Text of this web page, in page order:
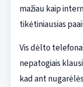
mažiau kaip
tikėtiniausias
Vis dėlto
nepatogiais
kad ant